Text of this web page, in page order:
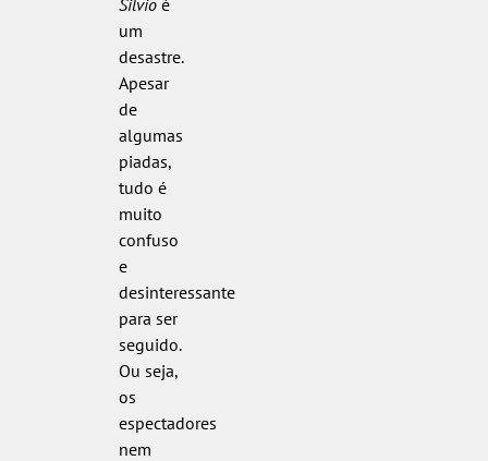
um
desastre.
Apesar
de
algumas
piadas,
tudo é
muito
confuso
e
desinteressante
para ser
seguido.
Ou seja,
os
espectadores
nem